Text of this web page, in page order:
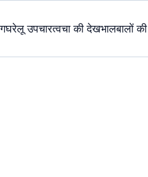
घरेलू उपचारत्वचा की देखभालबालों